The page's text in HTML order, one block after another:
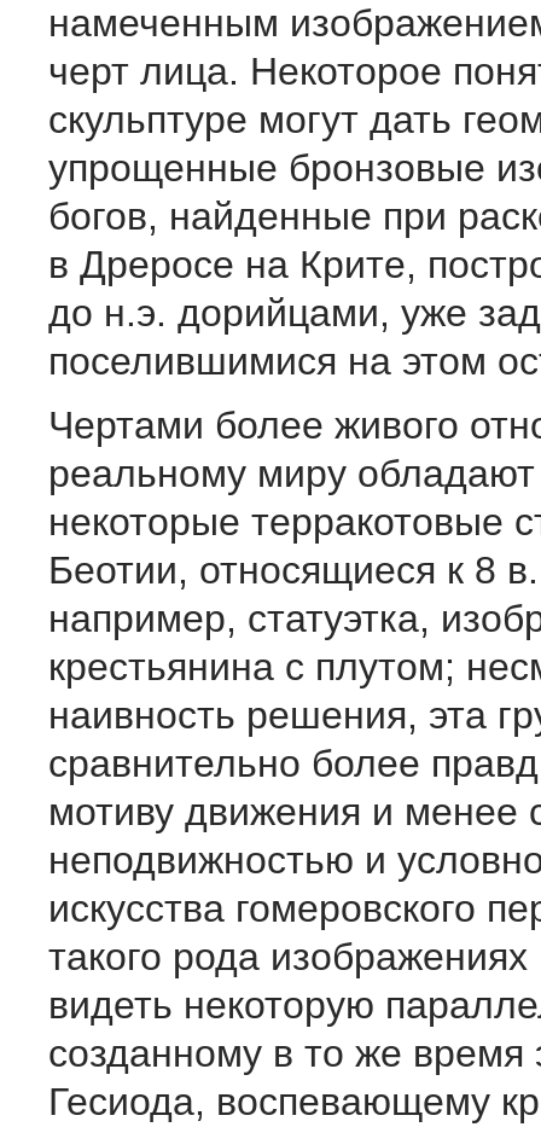
намеченным
черт лица. Некоторое
скульптуре могут дать
упрощенные бронзовые
богов, найденные при
в Дреросе на Крите,
до н.э. дорийцами, уже
поселившимися на этом
Чертами более живого
реальному миру
некоторые терракотовые
Беотии, относящиеся к 8
например, статуэтка,
крестьянина с плутом;
наивность решения, эта
сравнительно более
мотиву движения и менее
неподвижностью и
искусства гомеровского
такого рода
видеть некоторую
созданному в то же время
Гесиода, воспевающему